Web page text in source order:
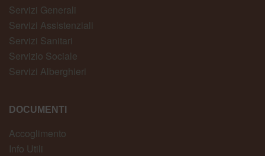
Servizi Generali
Servizi Assistenziali
Servizi Sanitari
Servizio Sociale
Servizi Alberghieri
DOCUMENTI
Accoglimento
Info Utili